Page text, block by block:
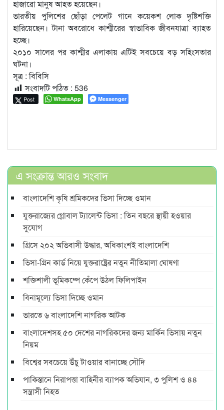
হাজারো মানুষ আহত হয়েছেন।
ভারতীয় পুলিশের ছোঁড়া পেলেট গানে কয়েকশ লোক দৃষ্টিশক্তি
হারিয়েছেন। টানা অবরোধে কাশ্মীরের স্বাভাবিক জীবনযাত্রা ব্যাহত
হচ্ছে।
২০১০ সালের পর কাশ্মীর এলাকায় এটিই সবচেয়ে বড় সহিংসতার
ঘটনা।
সূত্র : বিবিসি
সংবাদটি পঠিত : 536
Post WhatsApp Messenger
এ সংক্রান্ত আরও সংবাদ
বাংলাদেশি কৃষি শ্রমিকদের ভিসা দিচ্ছে ওমান
যুক্তরাজ্যের গ্লোবাল ট্যালেন্ট ভিসা : তিন বছরে স্থায়ী হওয়ার
সুযোগ
গ্রিসে ২০২ অভিবাসী উদ্ধার, অধিকাংশই বাংলাদেশি
ভিসা-গ্রিন কার্ড নিয়ে যুক্তরাষ্ট্রের নতুন নীতিমালা ঘোষণা
শক্তিশালী ভূমিকম্পে কেঁপে উঠল ফিলিপাইন
বিনামূল্যে ভিসা দিচ্ছে ওমান
ভারতে ৬ বাংলাদেশি নাগরিক আটক
বাংলাদেশসহ ৫০ দেশের নাগরিকদের জন্য মার্কিন ভিসায় নতুন
নিয়ম
বিশ্বের সবচেয়ে উঁচু টাওয়ার বানাচ্ছে সৌদি
পাকিস্তানে নিরাপত্তা বাহিনীর ব্যাপক অভিযান, ৩ পুলিশ ও ৪৪
সন্ত্রাসী নিহত